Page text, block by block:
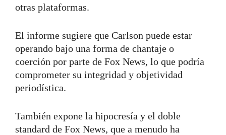
otras plataformas.
El informe sugiere que Carlson puede estar
operando bajo una forma de chantaje o
coerción por parte de Fox News, lo que podría
comprometer su integridad y objetividad
periodística.
También expone la hipocresía y el doble
standard de Fox News, que a menudo ha